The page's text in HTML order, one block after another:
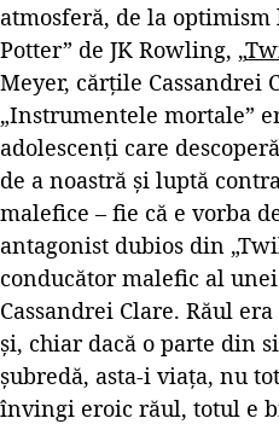
atmosferă, de la
Potter” de JK Rowling, „
Meyer, cărțile Cassandrei
„Instrumentele mortale”
adolescenți care
de a noastră și luptă
malefice – fie că e vorba
antagonist dubios din
conducător malefic al
Cassandrei Clare. Răul
și, chiar dacă o parte din
șubredă, asta-i viața, nu
învingi eroic răul, totul e